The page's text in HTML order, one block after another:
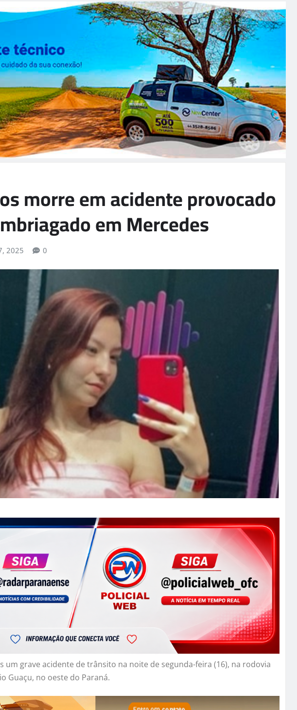
morre em acidente provocado
em Mercedes
2025 0
um grave acidente de trânsito na noite de segunda-feira (16), na rodovia
Guaçu, no oeste do Paraná.